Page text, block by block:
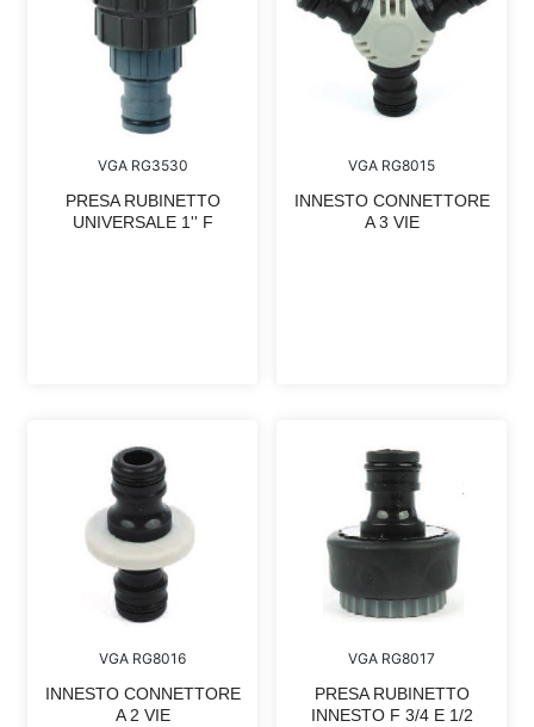
VGA RG3530
PRESA RUBINETTO
UNIVERSALE 1'' F
VGA RG8015
INNESTO CONNETTORE
A 3 VIE
VGA RG8016
INNESTO CONNETTORE
A 2 VIE
VGA RG8017
PRESA RUBINETTO
INNESTO F 3/4 E 1/2